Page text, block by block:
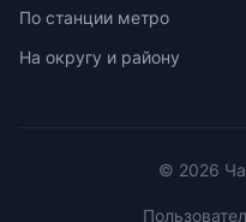
Участие в
новый опыт, пройти
По станции метро
На округу и району
© 2026